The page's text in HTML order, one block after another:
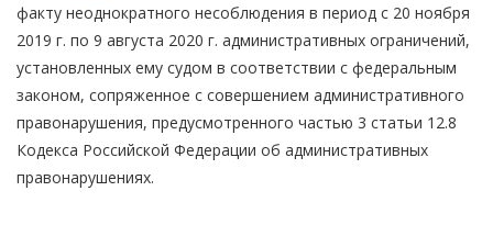
факту неоднократного несоблюдения в период с 20 ноября
2019 г. по 9 августа 2020 г. административных ограничений,
установленных ему судом в соответствии с федеральным
законом, сопряженное с совершением административного
правонарушения, предусмотренного частью 3 статьи 12.8
Кодекса Российской Федерации об административных
правонарушениях.